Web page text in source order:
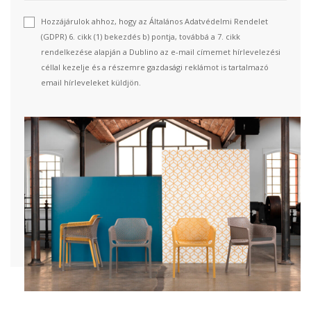
Hozzájárulok ahhoz, hogy az Általános Adatvédelmi Rendelet
(GDPR) 6. cikk (1) bekezdés b) pontja, továbbá a 7. cikk
rendelkezése alapján a Dublino az e-mail címemet hírlevelezési
céllal kezelje és a részemre gazdasági reklámot is tartalmazó
email hírleveleket küldjön.